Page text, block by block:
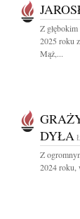
Z
2025 roku
Mąż,...
DYŁA
Z
2024 roku,